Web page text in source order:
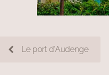
Le port d'Audenge